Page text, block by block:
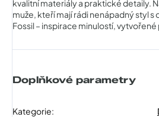
kvalitní materiály a praktické detaily.
muže, kteří mají rádi nenápadný styl
Fossil – inspirace minulostí,
Doplňkové parametry
Kategorie: